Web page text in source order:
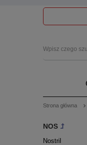
Strona główna
NOS
Nostril